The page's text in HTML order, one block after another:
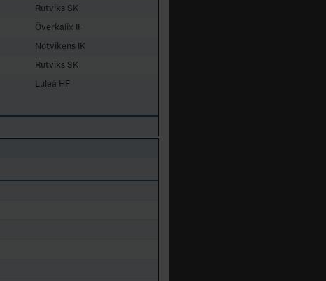
Rutviks SK
Överkalix IF
Notvikens IK
Rutviks SK
Luleå HF